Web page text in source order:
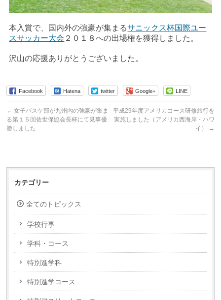
本入賞で、国内外の強豪が集まるサニックス杯国際ユー
スサッカー大会 ２０１８への出場権を獲得しました。
沢山の応援ありがとうございました。
Facebook Hatena twitter Google+ LINE
← 女子バスケ部が九州内の強豪が集ま
る第１５回佐世保協会長杯にて見事優
勝しました
平成29年度アメリカコース研修旅行を
実施しました（アメリカ西海岸・ハワ
イ）
→
カテゴリー
全てのトピックス
学校行事
学科・コース
特別進学科
特別進学コース